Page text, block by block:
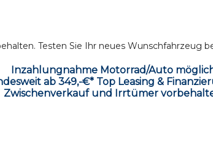
Testen Sie Ihr neues Wunschfahrzeug
Inzahlungnahme Motorrad/Auto
ab 349,-€* Top Leasing &
Zwischenverkauf und Irrtümer